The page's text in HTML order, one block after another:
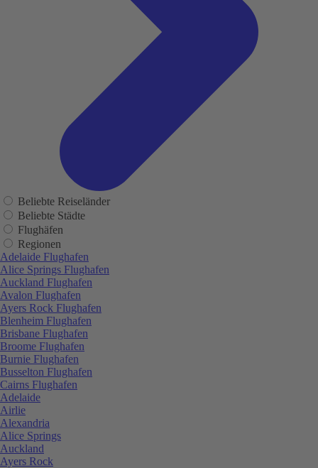
Beliebte Reiseländer
Beliebte Städte
Flughäfen
Regionen
Adelaide Flughafen
Alice Springs Flughafen
Auckland Flughafen
Avalon Flughafen
Ayers Rock Flughafen
Blenheim Flughafen
Brisbane Flughafen
Broome Flughafen
Burnie Flughafen
Busselton Flughafen
Cairns Flughafen
Adelaide
Airlie
Alexandria
Alice Springs
Auckland
Ayers Rock